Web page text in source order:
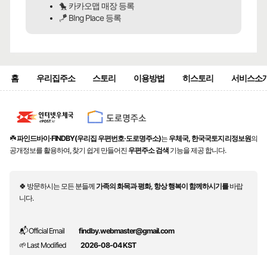
🐤 카카오맵 매장 등록
🪁 BIng Place 등록
홈 우리집주소 스토리 이용방법 히스토리 서비스소
☘️파인드바이·FINDBY(우리집 우편번호·도로명주소)는 우체국, 한국국토지리정보원의
공개정보를 활용하여, 찾기 쉽게 만들어진 우편주소 검색 기능을 제공 합니다.
🍀 방문하시는 모든 분들께가족의 화목과 평화, 항상 행복이 함께하시기를바랍
니다.
📬 Official Email
findby.webmaster@gmail.com
🌱 Last Modified
2026-08-04 KST